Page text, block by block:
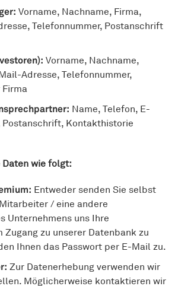
Vorname, Nachname, Firma,
Telefonnummer, Postanschrift
Vorname, Nachname,
Adresse, Telefonnummer,
Name, Telefon, E-
Postanschrift, Kontakthistorie
wie folgt:
Entweder senden Sie selbst
/ eine andere
Unternehmens uns Ihre
zu unserer Datenbank zu
Ihnen das Passwort per E-Mail zu.
Zur Datenerhebung verwenden wir
Möglicherweise kontaktieren wir